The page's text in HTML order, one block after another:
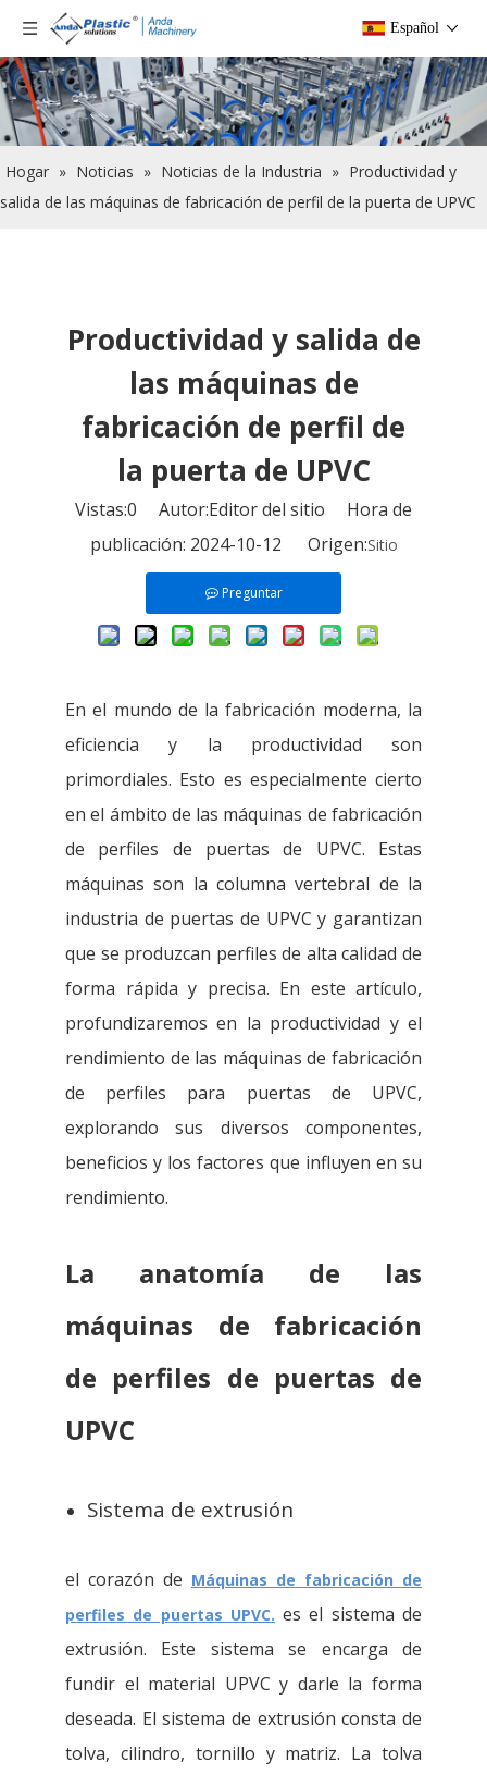
Español
Hogar » Noticias » Noticias de la Industria » Productividad y
salida de las máquinas de fabricación de perfil de la puerta de UPVC
Productividad y salida de
las máquinas de
fabricación de perfil de
la puerta de UPVC
Vistas:0 Autor:Editor del sitio Hora de
publicación: 2024-10-12 Origen:Sitio
Preguntar
En el mundo de la fabricación moderna, la
eficiencia y la productividad son
primordiales. Esto es especialmente cierto
en el ámbito de las máquinas de fabricación
de perfiles de puertas de UPVC. Estas
máquinas son la columna vertebral de la
industria de puertas de UPVC y garantizan
que se produzcan perfiles de alta calidad de
forma rápida y precisa. En este artículo,
profundizaremos en la productividad y el
rendimiento de las máquinas de fabricación
de perfiles para puertas de UPVC,
explorando sus diversos componentes,
beneficios y los factores que influyen en su
rendimiento.
La anatomía de las
máquinas de fabricación
de perfiles de puertas de
UPVC
Sistema de extrusión
el corazón de Máquinas de fabricación de
perfiles de puertas UPVC. es el sistema de
extrusión. Este sistema se encarga de
fundir el material UPVC y darle la forma
deseada. El sistema de extrusión consta de
tolva, cilindro, tornillo y matriz. La tolva